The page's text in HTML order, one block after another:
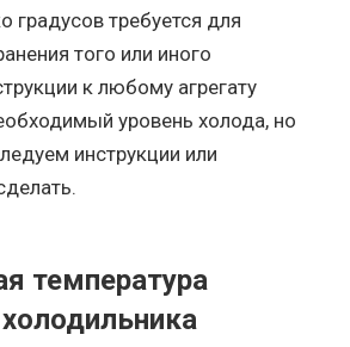
градусов требуется для
того или иного
к любому агрегату
уровень холода, но
инструкции или
температура